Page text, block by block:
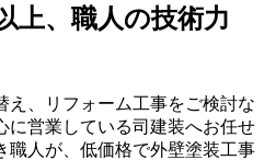
上、 職人の技術力
え、リフォーム工事をご検討な
に営業している司建装へお任せ
職人が、低価格で外壁塗装工事